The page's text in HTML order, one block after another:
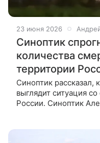
23 июня 2026
Синоптик
количества
территории
Синоптик рассказал,
выглядит ситуация
России. Синоптик